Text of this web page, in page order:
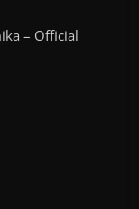
– Official